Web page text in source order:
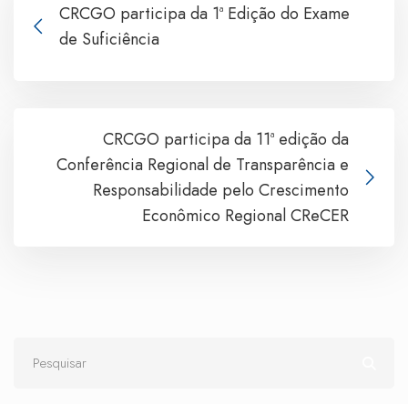
CRCGO participa da 1ª Edição do Exame
de Suficiência
CRCGO participa da 11ª edição da
Conferência Regional de Transparência e
Responsabilidade pelo Crescimento
Econômico Regional CReCER